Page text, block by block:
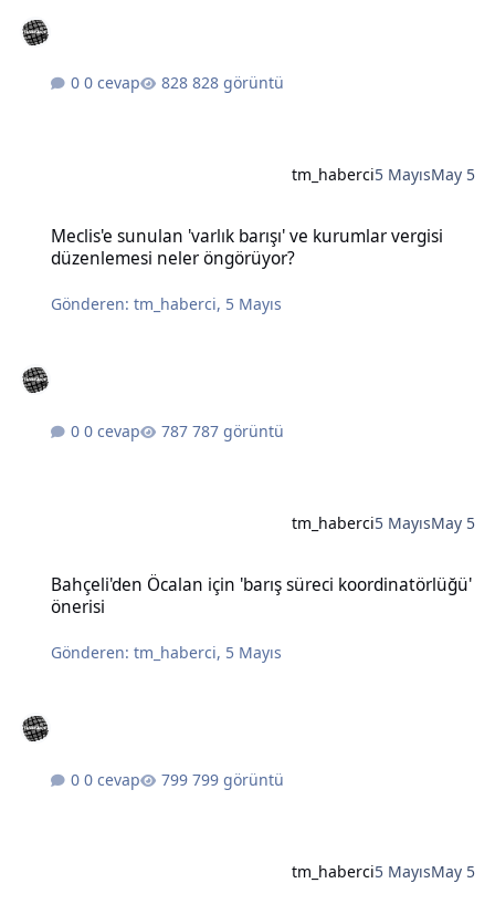
0 cevap 828 görüntü
tm_haberci5 MayısMay 5
Meclis'e sunulan 'varlık barışı' ve kurumlar vergisi
düzenlemesi neler öngörüyor?
Gönderen:tm_haberci, 5 Mayıs
0 cevap 787 görüntü
tm_haberci5 MayısMay 5
Bahçeli'den Öcalan için 'barış süreci koordinatörlüğü'
önerisi
Gönderen:tm_haberci, 5 Mayıs
0 cevap 799 görüntü
tm_haberci5 MayısMay 5